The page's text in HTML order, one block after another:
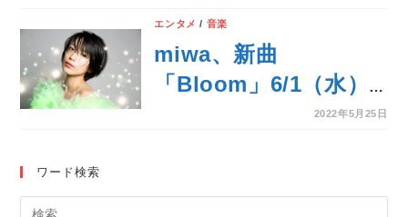
『私たち結婚しました
3』主題歌に決定！
エンタメ / 音楽
miwa、新曲
「Bloom」6/1（水）
配信リリース決定！大
シャルコラボPV本日
2022年5月25日
ワード検索